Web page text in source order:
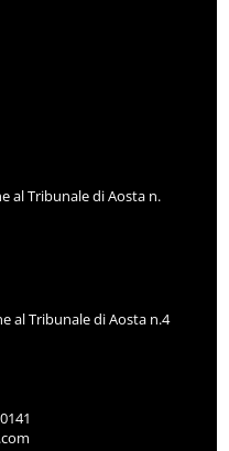
al Tribunale di Aosta n.
al Tribunale di Aosta n.4